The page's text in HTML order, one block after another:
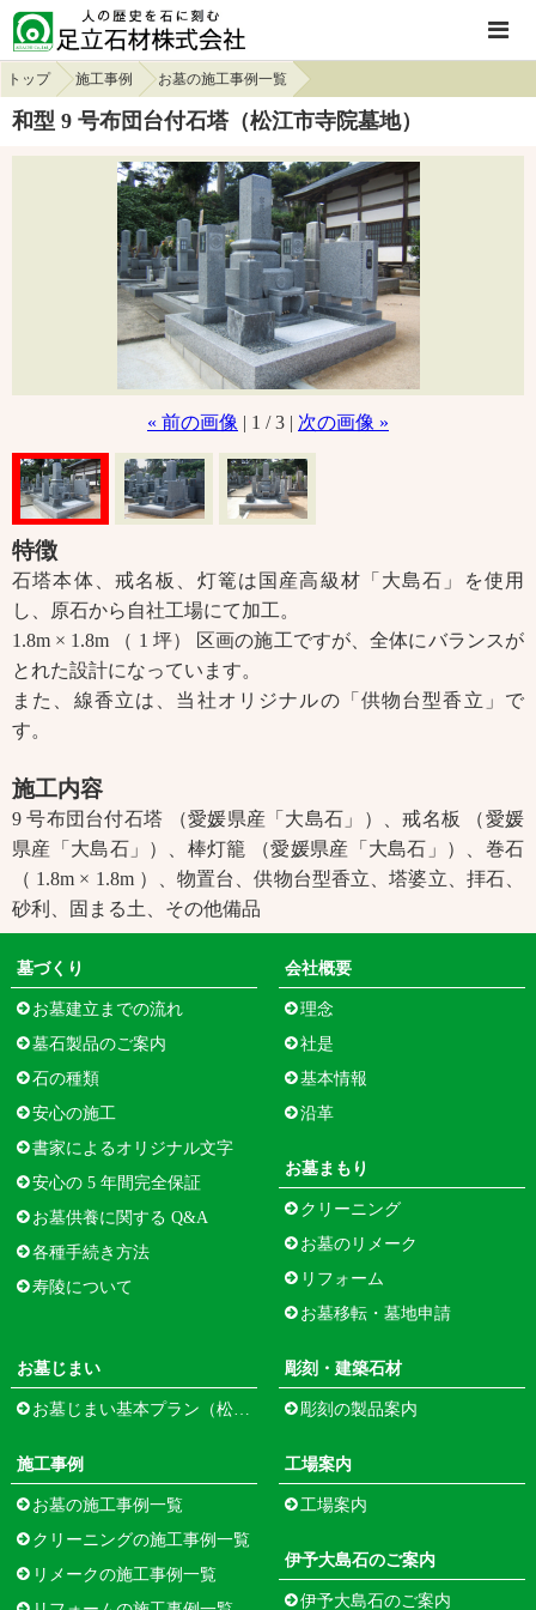
トップ 施工事例 お墓の施工事例一覧
和型 9 号布団台付石塔（松江市寺院墓地）
« 前の画像 | 1 / 3 | 次の画像 »
特徴
石塔本体、戒名板、灯篭は国産高級材「大島石」を使用
し、原石から自社工場にて加工。
1.8m × 1.8m （ 1 坪） 区画の施工ですが、全体にバランスが
とれた設計になっています。
また、線香立は、当社オリジナルの「供物台型香立」で
す。
施工内容
9 号布団台付石塔 （愛媛県産「大島石」）、戒名板 （愛媛
県産「大島石」）、棒灯籠 （愛媛県産「大島石」）、巻石
（ 1.8m × 1.8m ）、物置台、供物台型香立、塔婆立、拝石、
砂利、固まる土、その他備品
墓づくり
お墓建立までの流れ
墓石製品のご案内
石の種類
安心の施工
書家によるオリジナル文字
安心の 5 年間完全保証
お墓供養に関する Q&A
各種手続き方法
寿陵について
会社概要
理念
社是
基本情報
沿革
お墓まもり
クリーニング
お墓のリメーク
リフォーム
お墓移転・墓地申請
お墓じまい
お墓じまい基本プラン（松江市寺町）
彫刻・建築石材
彫刻の製品案内
施工事例
お墓の施工事例一覧
クリーニングの施工事例一覧
リメークの施工事例一覧
工場案内
工場案内
伊予大島石のご案内
伊予大島石のご案内